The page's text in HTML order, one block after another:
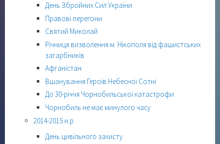
День Збройних Сил України
Правові перегони
Святий Миколай
Річниця визволення м. Нікополя від фашистських
загарбників
Афганістан
Вшанування Героїв Небесної Сотні
До 30-річчя Чорнобильської катастрофи
Чорнобиль не має минулого часу
2014-2015 н.р.
День цивільного захисту